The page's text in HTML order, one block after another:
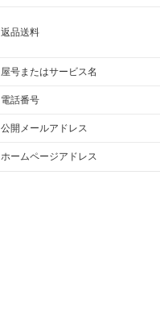
返品送料
屋号またはサービス名
電話番号
公開メールアドレス
ホームページアドレス